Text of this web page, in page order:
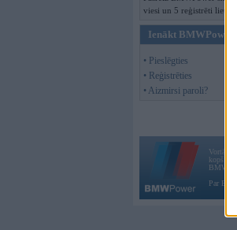
viesi un 5 reģistrēti
Ienākt BMWPower
• Pieslēgties
• Reģistrēties
• Aizmirsi paroli?
Vortāls
kopš
BMW
Par